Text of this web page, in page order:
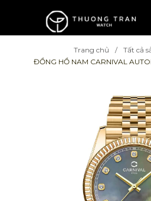
Trang chủ
Tất cả
ĐỒNG HỒ NAM CARNIVAL